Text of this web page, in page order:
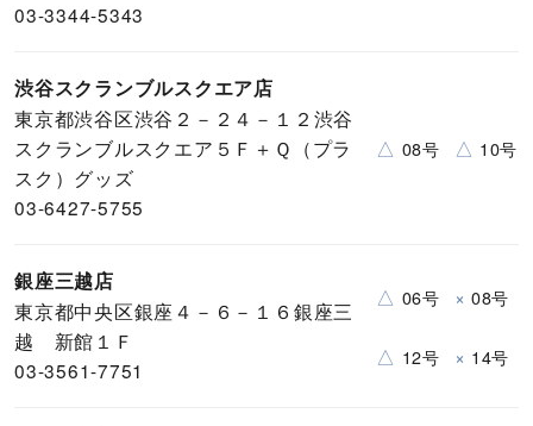
03-3344-5343
渋谷スクランブルスクエア店
東京都渋谷区渋谷２－２４－１２渋谷
スクランブルスクエア５Ｆ＋Ｑ（プラ
スク）グッズ
03-6427-5755
△ 08号 △ 10号
銀座三越店
東京都中央区銀座４－６－１６銀座三
越 新館１Ｆ
03-3561-7751
△ 06号 × 08号
△ 12号 × 14号